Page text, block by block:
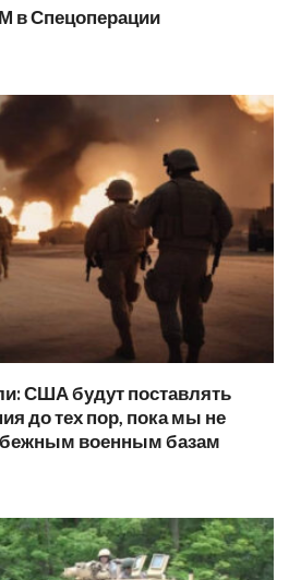
в Спецоперации
США будут поставлять
до тех пор, пока мы не
военным базам